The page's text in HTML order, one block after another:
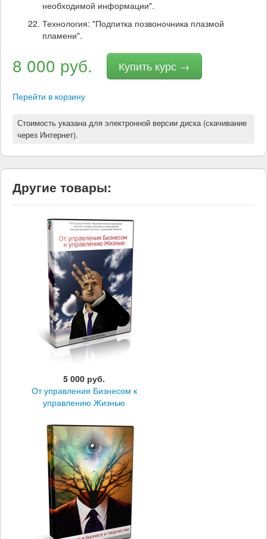
необходимой информации".
Технология: "Подпитка позвоночника плазмой
пламени".
8 000 руб. Купить курс →
Перейти в корзину
Стоимость указана для электронной версии диска (скачивание
через Интернет).
Другие товары:
5 000 руб.
От управления Бизнесом к
управлению Жизнью